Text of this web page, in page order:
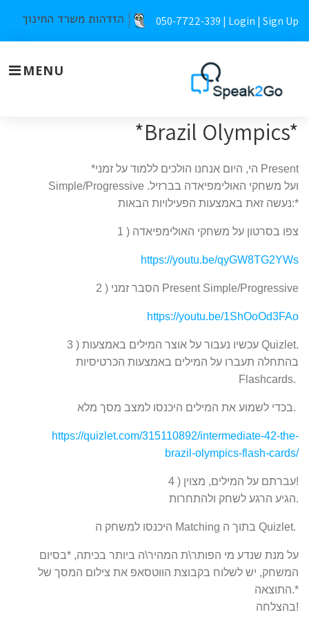
content
050-7722-339 | Login | Sign Up
MENU
*Brazil Olympics*
Present
Simple/Progressive ועל משחקי האולימפיאדה בברזיל.
נעשה זאת באמצעות הפעילויות הבאות:*
1 ) צפו בסרטון על משחקי האולימפיאדה
https://youtu.be/qyGW8TG2YWs
Present Simple/Progressive
https://youtu.be/1ShOoOd3FAo
3 ) עכשיו נעבור על אוצר המילים באמצעות Quizlet.
בהתחלה תעברו על המילים באמצעות הכרטיסיות
Flashcards.
בכדי לשמוע את המילים היכנסו למצב מסך מלא.
https://quizlet.com/315110892/intermediate-42-the-
brazil-olympics-flash-cards/
4 ) עברתם על המילים, מצוין!
הגיע הרגע לשחק ולהתחרות.
היכנסו למשחק ה Matching בתוך ה Quizlet.
על מנת שנדע מי הפותר\ת המהיר\ה ביותר בכיתה, *בסיום
המשחק, יש לשלוח בקבוצת הווטסאפ את צילום המסך של
התוצאה.*
בהצלחה!